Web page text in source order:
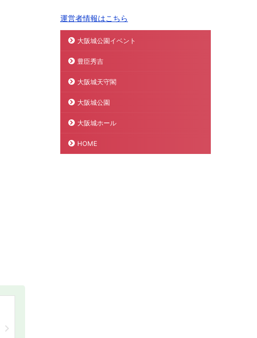
運営者情報はこちら
大阪城公園イベント
豊臣秀吉
大阪城天守閣
大阪城公園
大阪城ホール
HOME